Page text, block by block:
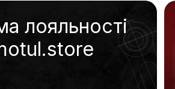
лояльності